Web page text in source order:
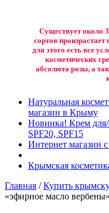
Существует около
сортов
для этого есть все
косметических
абсолюта розы, а
Натуральная
магазин в Крыму
Новинка! Крем для/
SPF20, SPF15
Интернет магазин
Крымская
Главная /Купить
«эфирное масло вербены»